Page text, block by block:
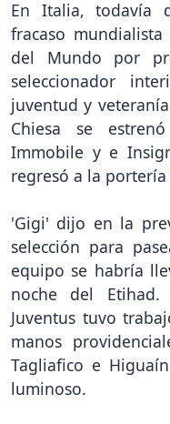
En Italia, todavía
fracaso
del Mundo por
seleccionador
juventud y
Chiesa se
Immobile y e
regresó a la
'Gigi' dijo en la
selección para
equipo se habría
noche del
Juventus tuvo
manos
Tagliafico e
luminoso.